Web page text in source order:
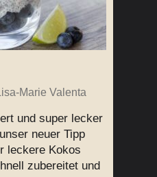
Marie Valenta
und super lecker
neuer Tipp
leckere Kokos
zubereitet und